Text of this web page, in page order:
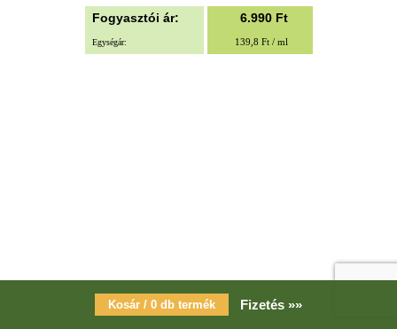
Fizetés »»
Fogyasztói ár: 6.990Ft
Egységár: 139,8 Ft / ml